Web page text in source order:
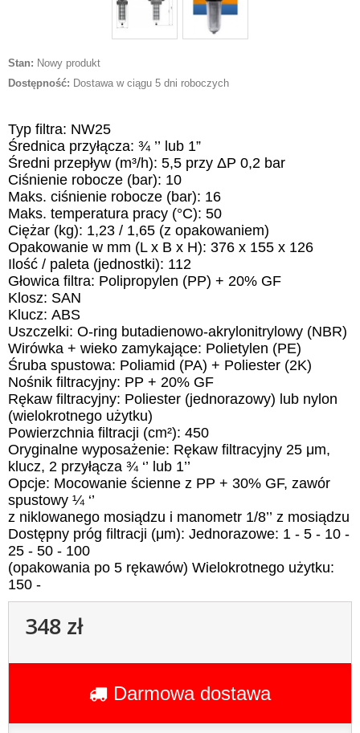
Stan: Nowy produkt
Dostępność: Dostawa w ciągu 5 dni roboczych
Typ filtra: NW25
Średnica przyłącza: ¾ ’’ lub 1”
Średni przepływ (m³/h): 5,5 przy ΔP 0,2 bar
Ciśnienie robocze (bar): 10
Maks. ciśnienie robocze (bar): 16
Maks. temperatura pracy (°C): 50
Ciężar (kg): 1,23 / 1,65 (z opakowaniem)
Opakowanie w mm (L x B x H): 376 x 155 x 126
Ilość / paleta (jednostki): 112
Głowica filtra: Pol ipropylen (PP) + 20% GF
Klosz: SAN
Klucz: ABS
Uszczelki: O-ring butadienowo-akrylonitrylowy (NBR)
Wirówka + wieko zamykające: Pol ietylen (PE)
Śruba spustowa: Pol iamid (PA) + Pol iester (2K)
Nośnik filtracyjny: PP + 20% GF
Rękaw filtracyjny: Pol iester (jednorazowy) lub nylon
(wielokrotnego użytku)
Powierzchnia filtracji (cm²): 450
Oryginalne wyposażenie: Rękaw filtracyjny 25 μm,
klucz, 2 przyłącza ¾ ‘’ lub 1’’
Opcje: Mocowanie ścienne z PP + 30% GF, zawór
spustowy ¼ ‘’
z niklowanego mosiądzu i manometr 1/8’’ z mosiądzu
Dostępny próg filtracji (μm): Jednorazowe: 1 - 5 - 10 -
25 - 50 - 100
(opakowania po 5 rękawów) Wielokrotnego użytku:
150 -
348 zł
Darmowa dostawa